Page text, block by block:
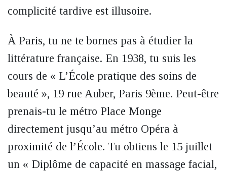
complicité tardive est illusoire.
À Paris, tu ne te bornes pas à étudier la
littérature française. En 1938, tu suis les
cours de « L’École pratique des soins de
beauté », 19 rue Auber, Paris 9ème. Peut-être
prenais-tu le métro Place Monge
directement jusqu’au métro Opéra à
proximité de l’École. Tu obtiens le 15 juillet
un « Diplôme de capacité en massage facial,